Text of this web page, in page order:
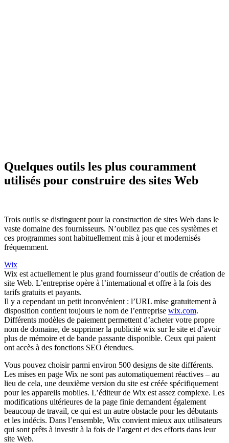
Quelques outils les plus couramment
utilisés pour construire des sites Web
Trois outils se distinguent pour la construction de sites Web dans le
vaste domaine des fournisseurs. N’oubliez pas que ces systèmes et
ces programmes sont habituellement mis à jour et modernisés
fréquemment.
Wix
Wix est actuellement le plus grand fournisseur d’outils de création de
site Web. L’entreprise opère à l’international et offre à la fois des
tarifs gratuits et payants.
Il y a cependant un petit inconvénient : l’URL mise gratuitement à
disposition contient toujours le nom de l’entreprise wix.com.
Différents modèles de paiement permettent d’acheter votre propre
nom de domaine, de supprimer la publicité wix sur le site et d’avoir
plus de mémoire et de bande passante disponible. Ceux qui paient
ont accès à des fonctions SEO étendues.
Vous pouvez choisir parmi environ 500 designs de site différents.
Les mises en page Wix ne sont pas automatiquement réactives – au
lieu de cela, une deuxième version du site est créée spécifiquement
pour les appareils mobiles. L’éditeur de Wix est assez complexe. Les
modifications ultérieures de la page finie demandent également
beaucoup de travail, ce qui est un autre obstacle pour les débutants
et les indécis. Dans l’ensemble, Wix convient mieux aux utilisateurs
qui sont prêts à investir à la fois de l’argent et des efforts dans leur
site Web.